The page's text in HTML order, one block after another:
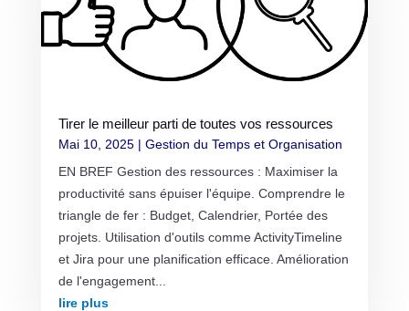
Tirer le meilleur parti de toutes vos ressources
Mai 10, 2025| Gestion du Temps et Organisation
EN BREF Gestion des ressources : Maximiser la
productivité sans épuiser l'équipe. Comprendre le
triangle de fer : Budget, Calendrier, Portée des
projets. Utilisation d'outils comme ActivityTimeline
et Jira pour une planification efficace. Amélioration
de l'engagement...
lire plus